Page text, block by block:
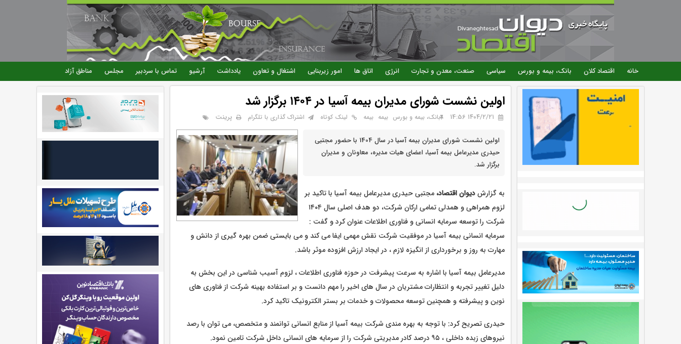
رفتن
به
محتوای
اصلی
خانه اقتصاد کلان بانک، بیمه و بورس سیاسی صنعت، معدن و تجارت انرژی اتاق ها امور زیربنایی اشتغال و تعاون یادداشت آرشیو تماس با سردبیر مجلس مناطق آزاد
اولین نشست شورای مدیران بیمه آسیا در ۱۴۰۴ برگزار شد
۱۴۰۴/۲/۲۱ 14:56 بانک، بیمه و بورس بيمه بیمه لینک کوتاه اشتراک گذاری با تلگرام پرینت
اولین نشست شورای مدیران بیمه آسیا در سال 1404 با حضور مجتبی
حیدری مدیرعامل بیمه آسیا، اعضای هیات مدیره، معاونان و مدیران
برگزار شد.
به گزارشدیوان اقتصاد، مجتبی حیدری مدیرعامل بیمه آسیا با تاکید بر
لزوم همراهی و همدلی تمامی ارکان شرکت، دو هدف اصلی سال ۱۴۰۴
شرکت را توسعه سرمایه انسانی و فناوری اطلاعات عنوان کرد و گفت :
سرمایه انسانی بیمه آسیا در موفقیت شرکت نقش مهمی ایفا می کند و می بایستی ضمن بهره گیری از دانش و
مهارت به روز و برخورداری از انگیزه لازم ، در ایجاد ارزش افزوده موثر باشد.
مدیرعامل بیمه آسیا با اشاره به سرعت پیشرفت در حوزه فناوری اطلاعات ، لزوم آسیب شناسی در این بخش به
دلیل تغییر تجربه و انتظارات مشتریان در سال های اخیر را مهم دانست و بر استفاده بهینه شرکت از فناوری های
نوین و پیشرفته و همچنین توسعه محصولات و خدمات بر بستر الکترونیک تاکید کرد.
حیدری تصریح کرد: با توجه به بهره مندی شرکت بیمه آسیا از منابع انسانی توانمند و متخصص، می توان با رصد
نیروهای زبده داخلی ، ۹۵ درصد کادر مدیریتی شرکت را از سرمایه های انسانی داخل شرکت تامین نمود.